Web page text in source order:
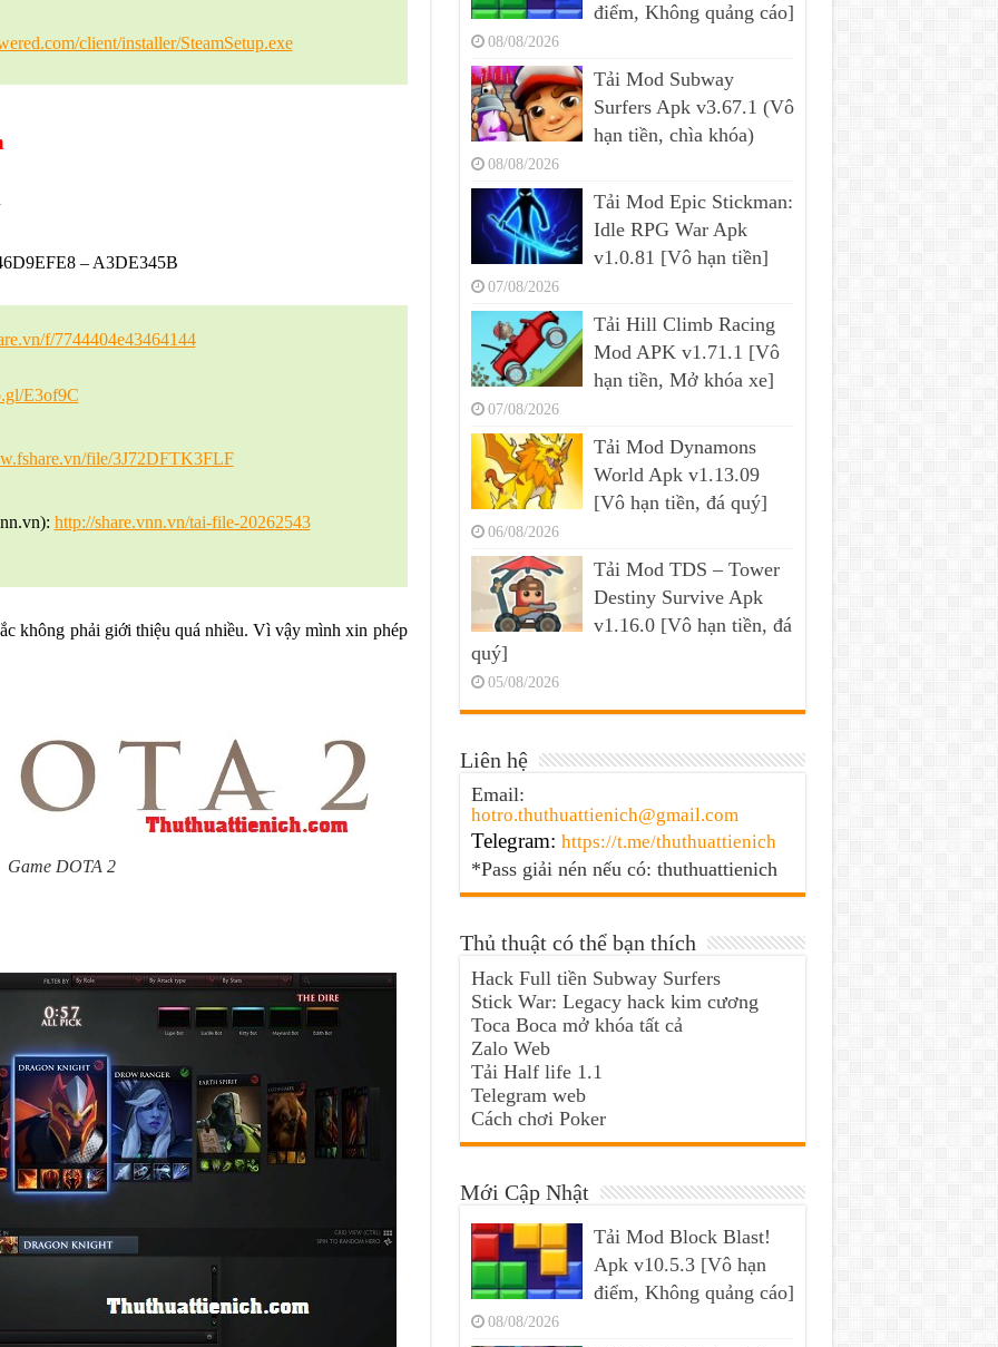
client/installer/SteamSetup.exe
– A3DE345B
f/7744404e43464144
E3of9C
file/3J72DFTK3FLF
http://share.vnn.vn/tai-file-20262543
không phải giới thiệu quá nhiều. Vì vậy mình xin phép
Game DOTA 2
điểm, Không quảng cáo]
08/08/2026
Tải Mod Subway
Surfers Apk v3.67.1 (Vô
hạn tiền, chìa khóa)
08/08/2026
Tải Mod Epic Stickman:
Idle RPG War Apk
v1.0.81 [Vô hạn tiền]
07/08/2026
Tải Hill Climb Racing
Mod APK v1.71.1 [Vô
hạn tiền, Mở khóa xe]
07/08/2026
Tải Mod Dynamons
World Apk v1.13.09
[Vô hạn tiền, đá quý]
06/08/2026
Tải Mod TDS – Tower
Destiny Survive Apk
v1.16.0 [Vô hạn tiền, đá
quý]
05/08/2026
Liên hệ
Email:
hotro.thuthuattienich@gmail.com
Telegram: https://t.me/thuthuattienich
*Pass giải nén nếu có: thuthuattienich
Thủ thuật có thể bạn thích
Hack Full tiền Subway Surfers
Stick War: Legacy hack kim cương
Toca Boca mở khóa tất cả
Zalo Web
Tải Half life 1.1
Telegram web
Cách chơi Poker
Mới Cập Nhật
Tải Mod Block Blast!
Apk v10.5.3 [Vô hạn
điểm, Không quảng cáo]
08/08/2026